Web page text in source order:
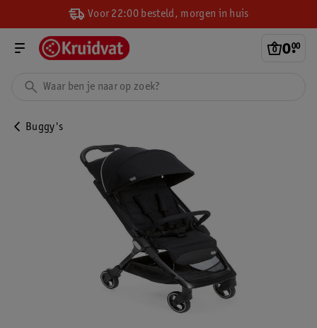
Voor 22:00 besteld, morgen in huis
0.
00
Buggy's